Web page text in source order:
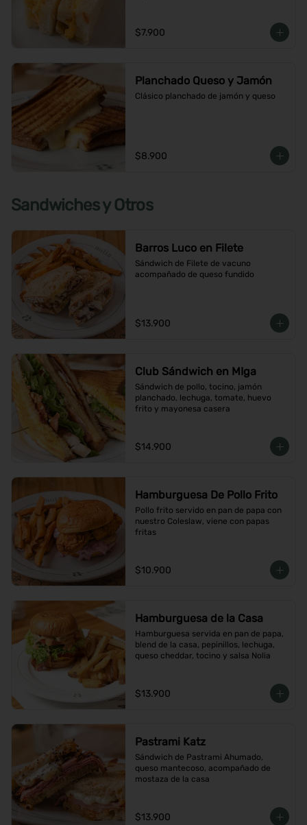
$7.900
Planchado Queso y Jamón
Clásico planchado de jamón y queso
$8.900
Sandwiches y Otros
Barros Luco en Filete
Sándwich de Filete de vacuno
acompañado de queso fundido
$13.900
Club Sándwich en MIga
Sándwich de pollo, tocino, jamón
planchado, lechuga, tomate, huevo
frito y mayonesa casera
$14.900
Hamburguesa De Pollo Frito
Pollo frito servido en pan de papa con
nuestro Coleslaw, viene con papas
fritas
$10.900
Hamburguesa de la Casa
Hamburguesa servida en pan de papa,
blend de la casa, pepinillos, lechuga,
queso cheddar, tocino y salsa Nolia
$13.900
Pastrami Katz
Sándwich de Pastrami Ahumado,
queso mantecoso, acompañado de
mostaza de la casa
$13.900